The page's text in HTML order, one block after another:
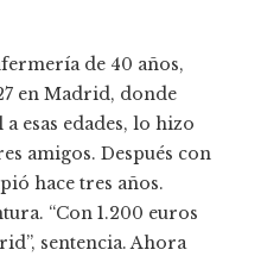
de 40 años,
en Madrid, donde
esas edades, lo hizo
amigos. Después con
hace tres años.
“Con 1.200 euros
sentencia. Ahora